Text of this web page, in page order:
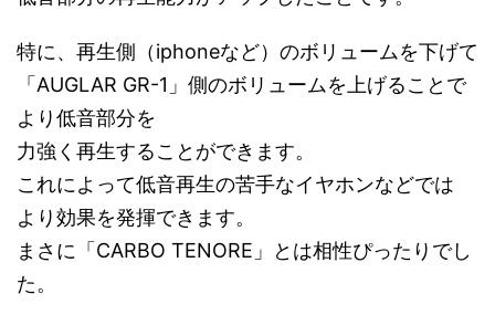
特に、再生側（iphoneなど）のボリュームを下げて
「AUGLAR GR-1」側のボリュームを上げることで
より低音部分を
力強く再生することができます。
これによって低音再生の苦手なイヤホンなどでは
より効果を発揮できます。
まさに「CARBO TENORE」とは相性ぴったりでし
た。